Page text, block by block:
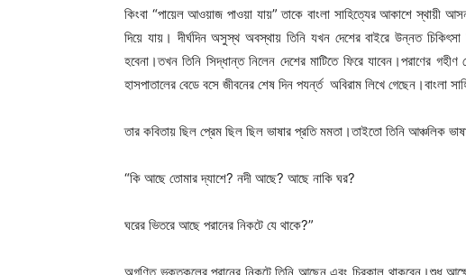
কিংবা “পায়েল আওয়াজ পাওয়া যায়” তাকে বাংলা সাহিত্যের আকাশে স্থায়ী
দিয়ে যায়। দীর্ঘদিন অসুস্থ অবস্থায় তিনি যখন দেশের বাইরে উন্নত
হবেনা।তখন তিনি সিদ্ধান্ত নিলেন দেশের মাটিতে ফিরে যাবেন।পরাণের
হাসপাতালের বেডে বসে জীবনের শেষ দিন পযর্ন্ত অবিরাম লিখে গেছেন।বাংলা
তার কবিতায় ছিল প্রেম ছিল ছিল ভাষার প্রতি মমতা।তাইতো তিনি আঞ্চলিক
“কি আছে তোমার দ্যাশে? নদী আছে? আছে নাকি ঘর?
ঘরের ভিতরে আছে পরানের নিকটে যে থাকে?”
অগণিত ভক্তকুলের পরানের নিকটে তিনি আছেন এবং চিরকাল থাকবেন।শুধু